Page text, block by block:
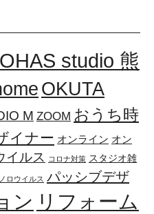
studio 熊
OKUTA
M ZOOM おうち時
イナー オンライン オン
イルス コロナ対策 スタジオ雑
ノロウイルス パッシブデザ
ン リフォーム